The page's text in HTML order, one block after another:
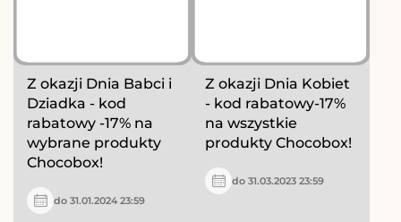
Z okazji Dnia Babci i
Dziadka - kod
rabatowy -17% na
wybrane produkty
Chocobox!
do 31.01.2024 23:59
Z okazji Dnia Kobiet
- kod rabatowy-17%
na wszystkie
produkty Chocobox!
do 31.03.2023 23:59